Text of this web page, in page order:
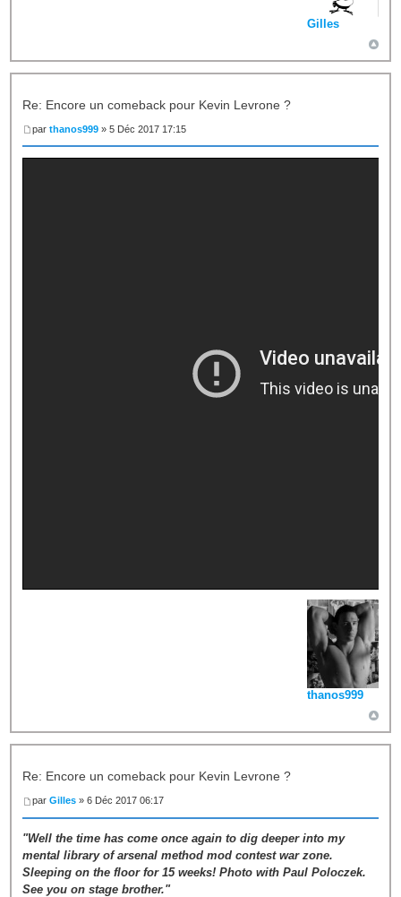
Gilles
Re: Encore un comeback pour Kevin Levrone ?
parthanos999 » 5 Déc 2017 17:15
thanos999
Re: Encore un comeback pour Kevin Levrone ?
parGilles » 6 Déc 2017 06:17
"Well the time has come once again to dig deeper into my
mental library of arsenal method mod contest war zone.
Sleeping on the floor for 15 weeks! Photo with Paul Poloczek.
See you on stage brother."